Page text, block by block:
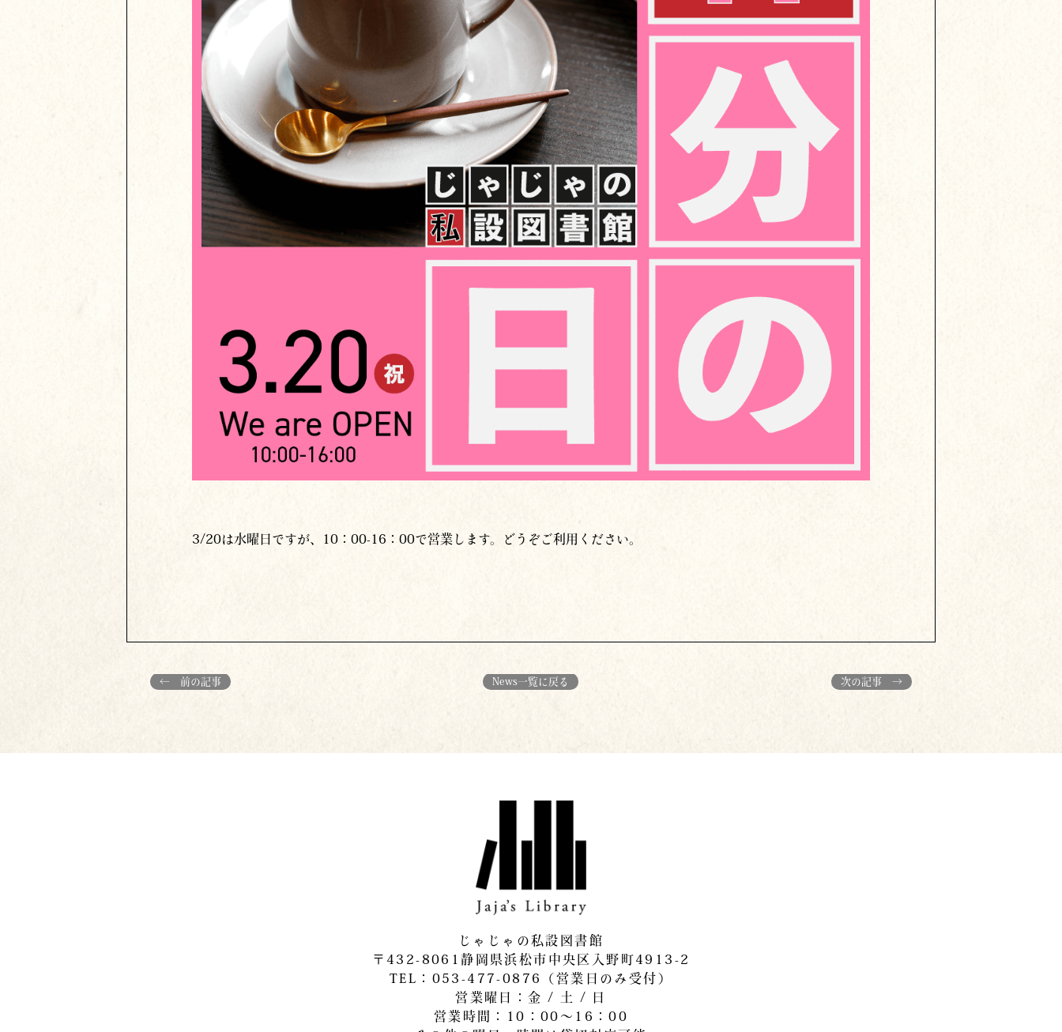
3/20は水曜日ですが、10：00-16：00で営業します。どうぞご利用ください。
← 前の記事 News一覧に戻る 次の記事 →
じゃじゃの私設図書館
〒432-8061静岡県浜松市中央区入野町4913-2
​TEL：053-477-0876（営業日のみ受付）
営業曜日：金 / 土 / 日
営業時間：10：00～16：00